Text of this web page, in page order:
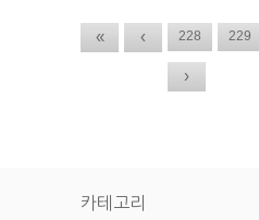
« ‹ 228 229
›
카테고리